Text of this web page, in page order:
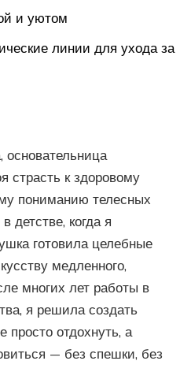
и уютом
линии для ухода за
страсть к здоровому
пониманию телесных
детстве, когда я
готовила целебные
медленного,
многих лет работы в
я решила создать
просто отдохнуть, а
— без спешки, без